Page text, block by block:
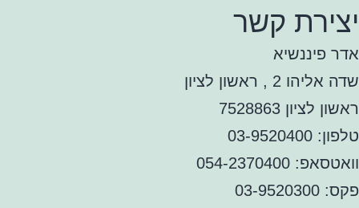
יצירת קשר
אדר פיננשיא
שדה אליהו 2 , ראשון לציון
ראשון לציון 7528863
טלפון: 03-9520400
וואטסאפ: 054-2370400
פקס: 03-9520300